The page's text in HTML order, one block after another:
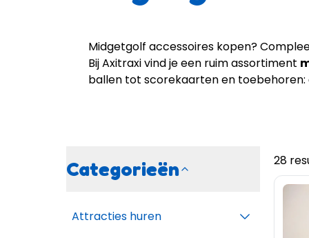
Midgetgolf accessoires kopen?
Bij Axitraxi vind je een ruim assortiment
ballen tot scorekaarten en toebehoren:
Categorieën
Attracties huren
28